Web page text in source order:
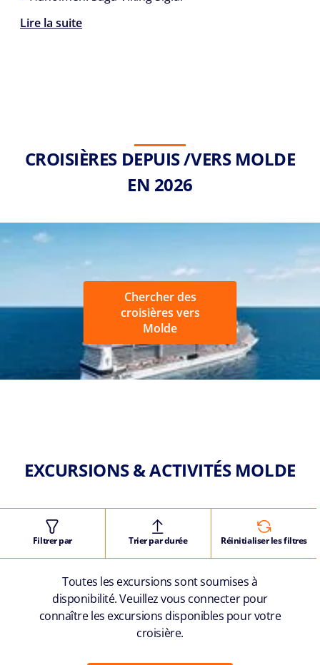
Lire la suite
CROISIÈRES DEPUIS /VERS MOLDE
EN 2026
Chercher des
croisières vers
Molde
EXCURSIONS & ACTIVITÉS MOLDE
Filtrer par Trier par durée Réinitialiser les filtres
Toutes les excursions sont soumises à
disponibilité. Veuillez vous connecter pour
connaître les excursions disponibles pour votre
croisière.